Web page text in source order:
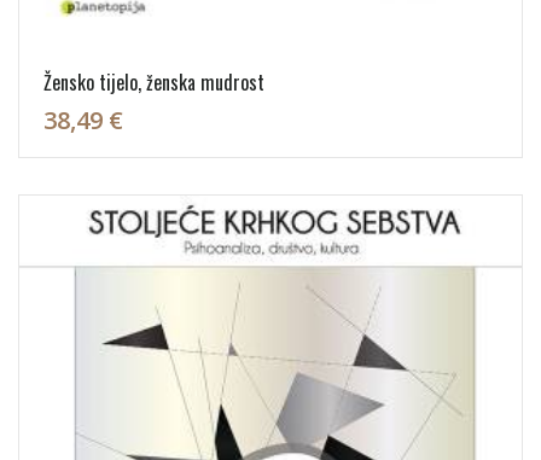
Žensko tijelo, ženska mudrost
38,49 €